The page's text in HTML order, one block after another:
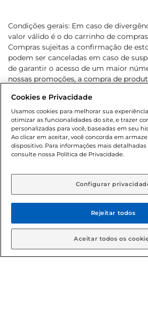
Condições gerais: Em caso de
valor válido é o do carrinho de
Compras sujeitas a confirmação de
podem ser canceladas em caso de
de garantir o acesso de um maior
nossas promoções, a compra de
cliente. Os preços, ofertas e condições
o e-commerce e válidos durante o dia
sofrer alterações sem prévia
de bebidas alcoólicas para menores de
Lei n.º 8069/90, art. 81, inciso II
Adolescente). Preços e condições
aviso prévio. O valor mínimo para as
© 2026 Copyright. Todos
reservados
Cookies e Privacidade
Usamos cookies para melhorar sua
otimizar as funcionalidades do site, e trazer
personalizadas para você, baseadas em seu
Ao clicar em aceitar, você concorda em
dispositivo. Para informações mais detalhadas
consulte nossa Política de Privacidade.
Configurar
Rejeitar todos
Aceitar todos os